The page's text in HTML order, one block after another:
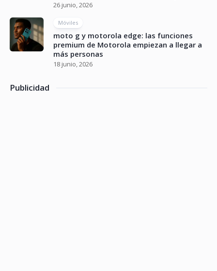
26 junio, 2026
Móviles
moto g y motorola edge: las funciones
premium de Motorola empiezan a llegar a
más personas
18 junio, 2026
Publicidad